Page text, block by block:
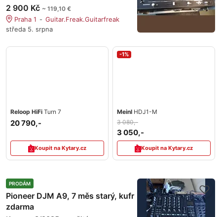
2 900 Kč ~ 119,10 €
Praha 1
Guitar.Freak.Guitarfreak
středa 5. srpna
Reloop HiFi Turn 7
20 790,-
Koupit na Kytary.cz
-1%
Meinl HDJ1-M
3 080,-
3 050,-
Koupit na Kytary.cz
PRODÁM
Pioneer DJM A9, 7 měs starý, kufr
zdarma